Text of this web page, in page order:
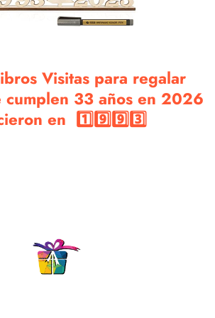
Visitas para regalar
cumplen 33 años en 2026
en 1️⃣9️⃣9️⃣3️⃣